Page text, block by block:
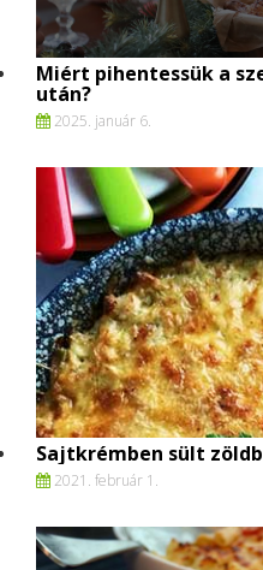
Miért pihentessük a
után?
2025. január 6.
Sajtkrémben sült
2021. február 1.